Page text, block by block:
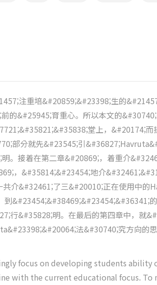
注重培&#20859;&#23398;生的
的&#25945;育重心。所以本文的
堂上，&#20174;
部分就先&#23545;引
。接着在第二章&#20869;，着重介
，&#35814;&#23454;地介
介&#32461;了三&#20010;正在使用中的
&#23454;&#38469;&#23454;&#36341;
行&#35828;明。在最后的第四章中，就
法&#30740;究方向的思
focus on developing students ability
with the current educational focus. To